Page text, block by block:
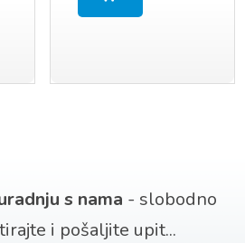
s nama - slobodno
i pošaljite upit...